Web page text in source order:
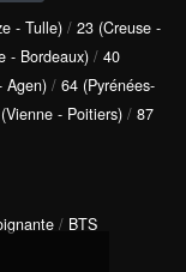
- Tulle) / 23 (Creuse -
- Bordeaux) / 40
Agen) / 64 (Pyrénées-
- Poitiers) / 87
/ BTS